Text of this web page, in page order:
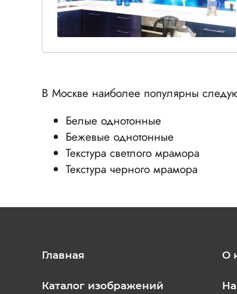
В Москве наиболее популярны
Белые однотонные
Бежевые однотонные
Текстура светлого мрамора
Текстура черного мрамора
Главная
Каталог изображений
О